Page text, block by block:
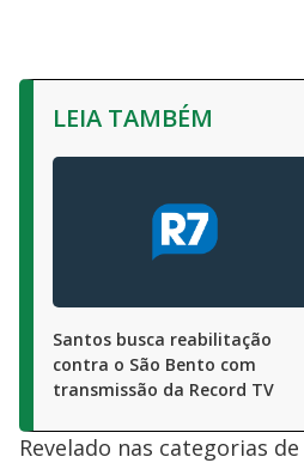
LEIA TAMBÉM
Santos busca reabilitação
contra o São Bento com
transmissão da Record TV
Revelado nas categorias